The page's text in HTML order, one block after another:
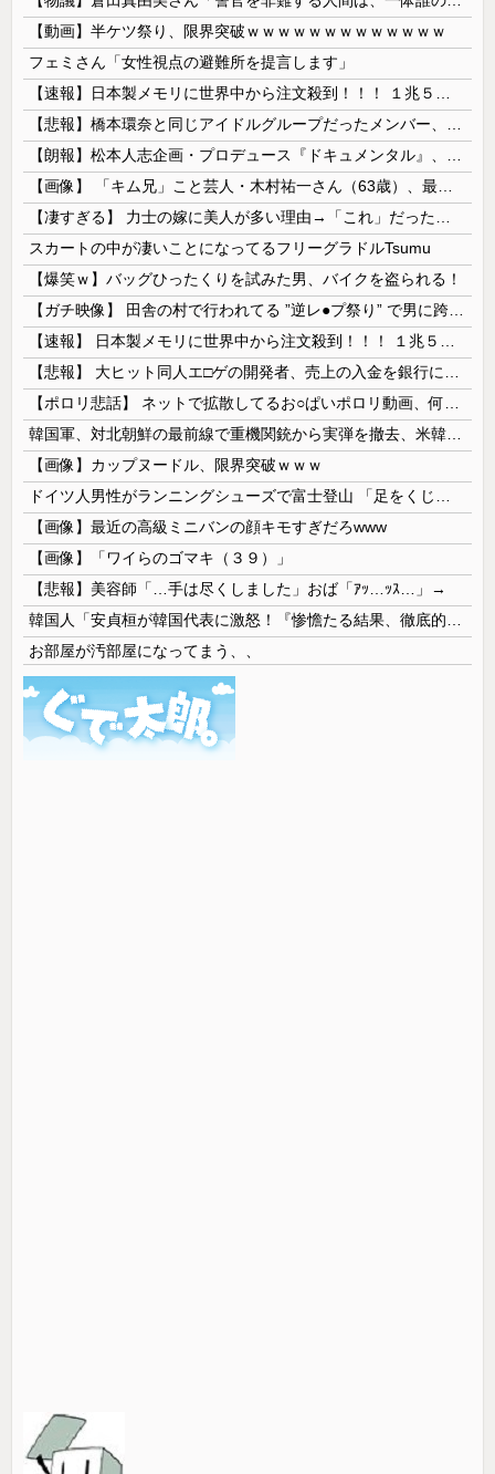
【動画】半ケツ祭り、限界突破ｗｗｗｗｗｗｗｗｗｗｗｗｗ
フェミさん「女性視点の避難所を提言します」
スカートの中が凄いことになってるフリーグラドルTsumu
【爆笑ｗ】バッグひったくりを試みた男、バイクを盗られる！
【画像】カップヌードル、限界突破ｗｗｗ
【画像】最近の高級ミニバンの顔キモすぎだろwww
【画像】「ワイらのゴマキ（３９）」
【悲報】美容師「…手は尽くしました」おば「ｱｯ…ｯｽ…」→
お部屋が汚部屋になってまう、、